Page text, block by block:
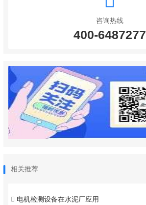
咨询热线
400-6487277
相关推荐
电机检测设备在水泥厂应用